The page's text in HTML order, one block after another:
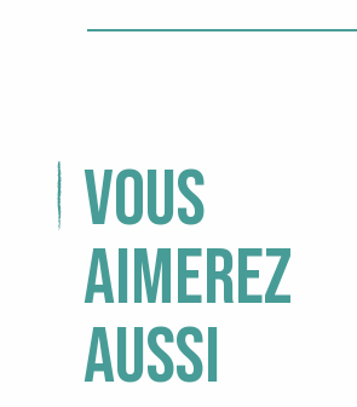
Vous
aimerez
aussi